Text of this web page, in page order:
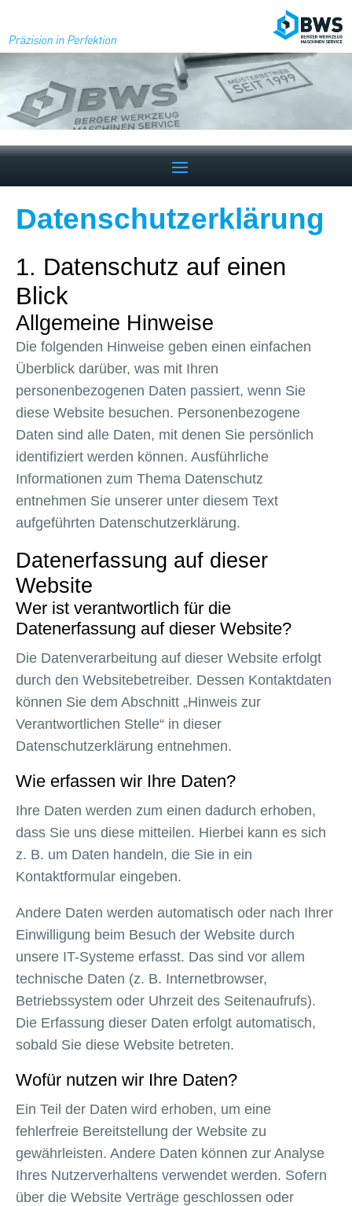
Datenschutz­erklärung
1. Datenschutz auf einen
Blick
Allgemeine Hinweise
Die folgenden Hinweise geben einen einfachen
Überblick darüber, was mit Ihren
personenbezogenen Daten passiert, wenn Sie
diese Website besuchen. Personenbezogene
Daten sind alle Daten, mit denen Sie persönlich
identifiziert werden können. Ausführliche
Informationen zum Thema Datenschutz
entnehmen Sie unserer unter diesem Text
aufgeführten Datenschutzerklärung.
Datenerfassung auf dieser
Website
Wer ist verantwortlich für die
Datenerfassung auf dieser Website?
Die Datenverarbeitung auf dieser Website erfolgt
durch den Websitebetreiber. Dessen Kontaktdaten
können Sie dem Abschnitt „Hinweis zur
Verantwortlichen Stelle“ in dieser
Datenschutzerklärung entnehmen.
Wie erfassen wir Ihre Daten?
Ihre Daten werden zum einen dadurch erhoben,
dass Sie uns diese mitteilen. Hierbei kann es sich
z. B. um Daten handeln, die Sie in ein
Kontaktformular eingeben.
Andere Daten werden automatisch oder nach Ihrer
Einwilligung beim Besuch der Website durch
unsere IT-Systeme erfasst. Das sind vor allem
technische Daten (z. B. Internetbrowser,
Betriebssystem oder Uhrzeit des Seitenaufrufs).
Die Erfassung dieser Daten erfolgt automatisch,
sobald Sie diese Website betreten.
Wofür nutzen wir Ihre Daten?
Ein Teil der Daten wird erhoben, um eine
fehlerfreie Bereitstellung der Website zu
gewährleisten. Andere Daten können zur Analyse
Ihres Nutzerverhaltens verwendet werden. Sofern
über die Website Verträge geschlossen oder